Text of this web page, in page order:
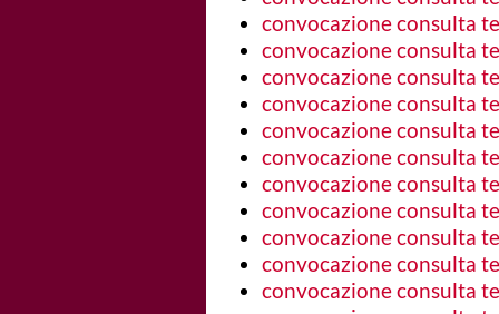
convocazione consulta
convocazione consulta
convocazione consulta
convocazione consulta
convocazione consulta
convocazione consulta
convocazione consulta
convocazione consulta
convocazione consulta
convocazione consulta
convocazione consulta